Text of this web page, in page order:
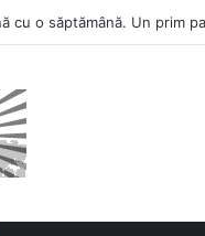
de Liga 2. Obiectiv